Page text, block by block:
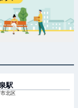
駅
北区